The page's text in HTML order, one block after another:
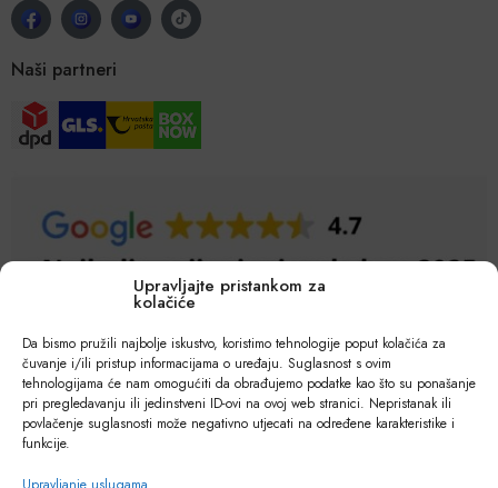
Upravljajte pristankom za
kolačiće
Da bismo pružili najbolje iskustvo, koristimo tehnologije poput kolačića za
čuvanje i/ili pristup informacijama o uređaju. Suglasnost s ovim
tehnologijama će nam omogućiti da obrađujemo podatke kao što su ponašanje
pri pregledavanju ili jedinstveni ID-ovi na ovoj web stranici. Nepristanak ili
povlačenje suglasnosti može negativno utjecati na određene karakteristike i
funkcije.
Naši partneri